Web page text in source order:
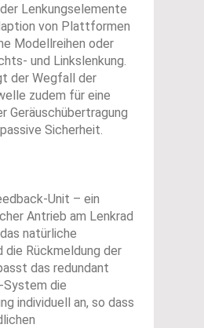
Lenkungselemente
von Plattformen
Modellreihen oder
und Linkslenkung.
der Wegfall der
zudem für eine
Geräuschübertragung
Sicherheit.
Unit – ein
Antrieb am Lenkrad
natürliche
die Rückmeldung der
das redundant
die
individuell an, so dass